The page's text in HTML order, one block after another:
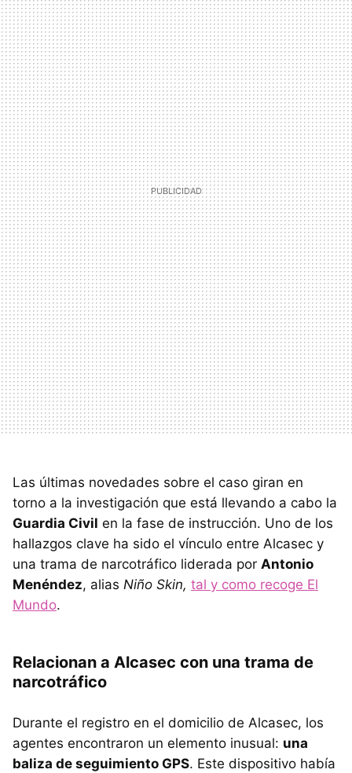
Las últimas novedades sobre el caso giran en
torno a la investigación que está llevando a cabo la
Guardia Civil en la fase de instrucción. Uno de los
hallazgos clave ha sido el vínculo entre Alcasec y
una trama de narcotráfico liderada por Antonio
Menéndez, alias Niño Skin, tal y como recoge El
Mundo.
Relacionan a Alcasec con una trama de
narcotráfico
Durante el registro en el domicilio de Alcasec, los
agentes encontraron un elemento inusual: una
baliza de seguimiento GPS. Este dispositivo había